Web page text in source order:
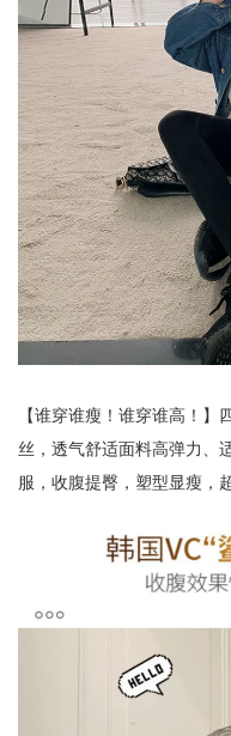
【谁穿谁瘦！谁穿谁高！
丝，透气舒适面料高弹力、
服，收腹提臀，塑型显瘦，